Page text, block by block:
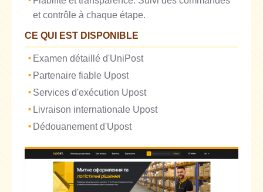
et contrôle à chaque étape.
CE QUI EST DISPONIBLE
Examen détaillé d'UniPost
Partenaire fiable Upost
Services d'exécution Upost
Livraison internationale Upost
Dédouanement d'Upost